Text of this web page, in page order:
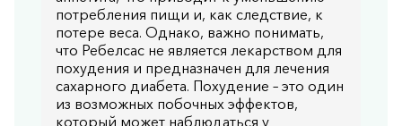
потребления пищи и, как следствие, к
потере веса. Однако, важно понимать,
что Ребелсас не является лекарством для
похудения и предназначен для лечения
сахарного диабета. Похудение – это один
из возможных побочных эффектов,
который может наблюдаться у